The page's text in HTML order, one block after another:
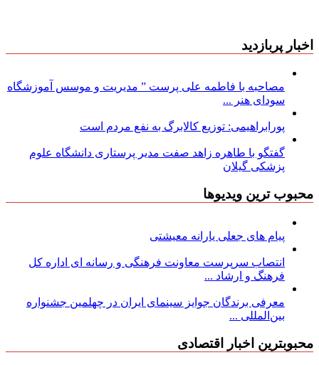
اخبار پربازدید
مصاحبه با فاطمه علی پرست ” مدیریت و موسس آموزشگاه
سودای هنر ...
پورابراهیمی: توزیع کالابرگ به نفع مردم است
گفتگو با طاهره زاهد صفت مدیر پرستاری دانشگاه علوم
پزشکی گیلان
محبوب ترین ویدیوها
پیام های جعلی یارانه معیشتی
انتصاب سرپرست معاونت فرهنگی و رسانه ای اداره کل
فرهنگ و ارشاد ...
معرفی برندگان جوایز سینمای ایران در چهلمین جشنواره
بین‌المللی ...
محبوبترین اخبار اقتصادی